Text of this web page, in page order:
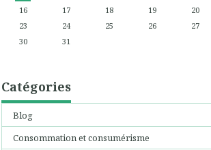
16
17 18 19 20
23
24 25 26 27
30
31
Catégories
Blog
Consommation et consumérisme